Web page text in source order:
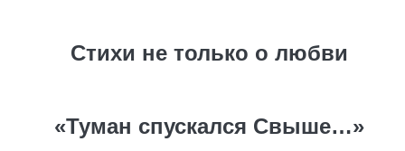
Стихи не только о любви
«Туман спускался Свыше…»